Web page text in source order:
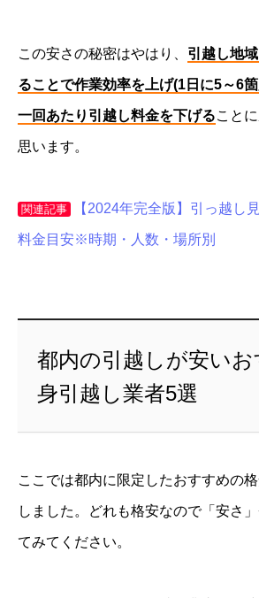
この安さの秘密はやはり、 引越し地
ることで作業効率を上げ(1日に5～6
一回あたり引越し料金を下げること
思います。
関連記事 【2024年完全版】引っ越し
料金目安※時期・人数・場所別
都内の引越しが安い
身引越し業者5選
ここでは都内に限定したおすすめの
しました。どれも格安なので「安さ
てみてください。